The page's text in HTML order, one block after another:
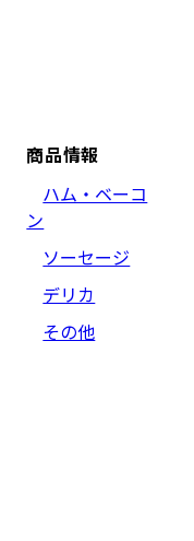
商品情報
ハム・ベーコ
ン
ソーセージ
デリカ
その他